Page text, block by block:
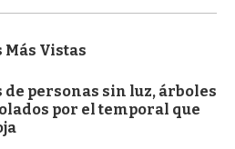
Más Vistas
personas sin luz, árboles
por el temporal que